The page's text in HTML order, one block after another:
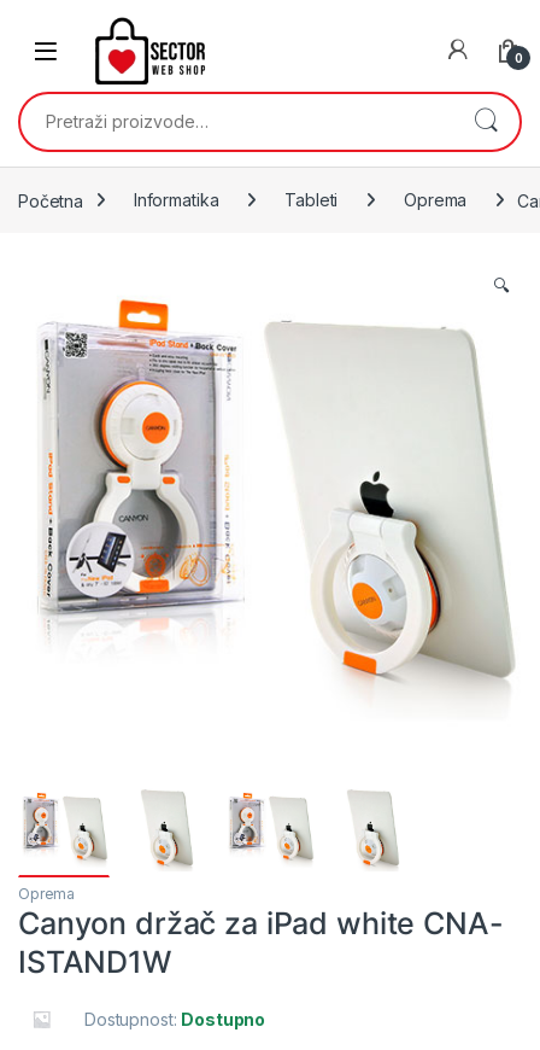
Skip to navigation
0
Pretraži:
Početna Informatika Tableti Oprema
🔍
Oprema
Canyon držač za iPad white CNA-
ISTAND1W
Dostupnost: Dostupno